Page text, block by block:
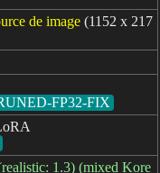
de image (1152 x 217
FP32-FIX
1.3) (mixed Kore